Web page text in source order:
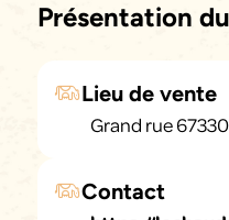
Présentation
Lieu de vente
Grand rue
Contact